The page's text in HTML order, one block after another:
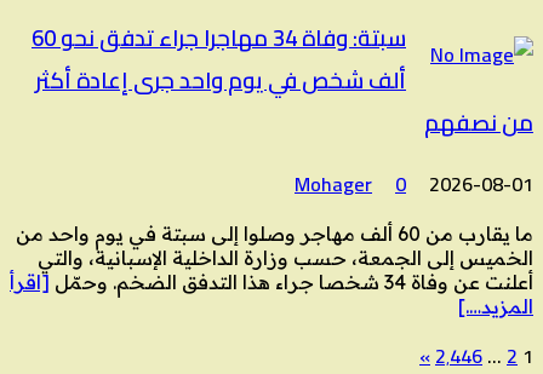
سبتة: وفاة 34 مهاجرا جراء تدفق نحو 60
ألف شخص في يوم واحد جرى إعادة أكثر
من نصفهم
2026-08-01
Mohager 0
ما يقارب من 60 ألف مهاجر وصلوا إلى سبتة في يوم واحد من
الخميس إلى الجمعة، حسب وزارة الداخلية الإسبانية، والتي
أعلنت عن وفاة 34 شخصا جراء هذا التدفق الضخم. وحمّل
[اقرأ
المزيد….]
1
2
…2٬446»